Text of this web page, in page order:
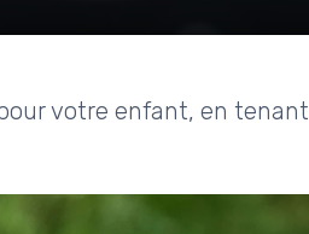
votre enfant, en tenant